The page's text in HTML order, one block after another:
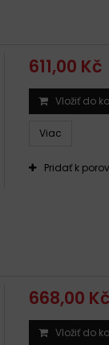
611,00 Kč
Vložiť do
Viac
Pridať k
668,00 Kč
Vložiť do